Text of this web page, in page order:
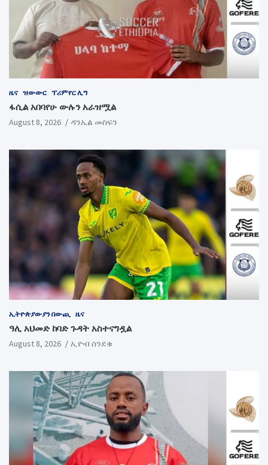
ዜና ዝውውር ፕሪምየር ሊግ
ፋሲል አበባየሁ ውሉን አራዝሟል
August 8, 2026 ዳንኤል መስፍን
ኢትዮጵያውያን በውጪ ዜና
ዓሊ አህመድ ከባድ ጉዳት አስተናግዷል
August 8, 2026 ኢዮብ ሰንደቁ